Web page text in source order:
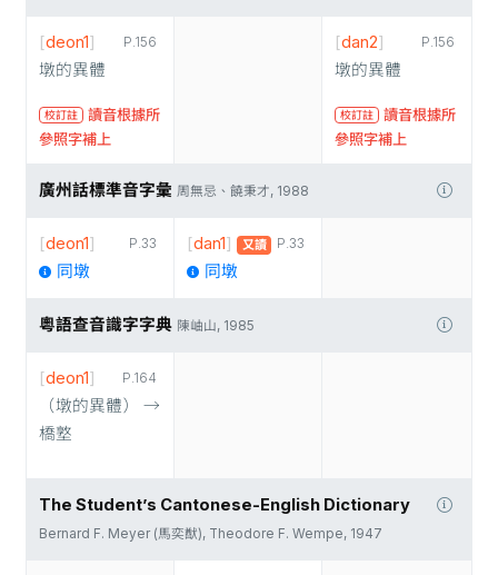
P.156
[deon1]
墩的異體
校訂註
讀音根據所
參照字補上
P.156
[dan2]
墩的異體
校訂註
讀音根據所
參照字補上
廣州話標準音字彙 周無忌、饒秉才, 1988
P.33
[deon1]
同墩
P.33
[dan1] 又讀
同墩
粵語查音識字字典 陳岫山, 1985
P.164
[deon1]
（墩的異體） →
橋墪
The Student’s Cantonese-English Dictionary
Bernard F. Meyer (馬奕猷), Theodore F. Wempe, 1947